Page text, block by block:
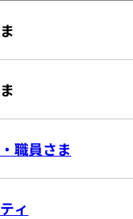
職員さま
ィ